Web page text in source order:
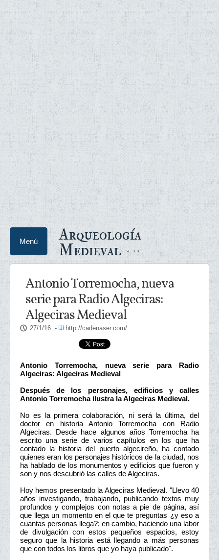
Arqueología
Medieval
Menú
Antonio Torremocha, nueva
serie para Radio Algeciras:
Algeciras Medieval
27/1/16 .- http://cadenaser.com/
Antonio Torremocha, nueva serie para Radio
Algeciras: Algeciras Medieval
Después de los personajes, edificios y calles
Antonio Torremocha ilustra la Algeciras Medieval.
No es la primera colaboración, ni será la última, del
doctor en historia Antonio Torremocha con Radio
Algeciras. Desde hace algunos años Torremocha ha
escrito una serie de varios capítulos en los que ha
contado la historia del puerto algecireño, ha contado
quienes eran los personajes históricos de la ciudad, nos
ha hablado de los monumentos y edificios que fueron y
son y nos descubrió las calles de Algeciras.
Hoy hemos presentado la Algeciras Medieval. "Llevo 40
años investigando, trabajando, publicando textos muy
profundos y complejos con notas a pie de página, así
que llega un momento en el que te preguntas ¿y eso a
cuantas personas llega?; en cambio, haciendo una labor
de divulgación con estos pequeños espacios, estoy
seguro que la historia está llegando a más personas
que con todos los libros que yo haya publicado".